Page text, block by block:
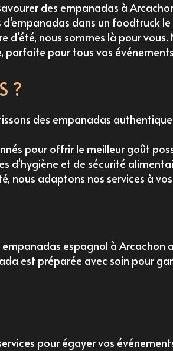
des empanadas à
dans un foodtruck
d’été, nous sommes là pour vous.
parfaite pour tous vos
?
des empanadas
pour offrir le meilleur goût
d'hygiène et de sécurité
nous adaptons nos services à
empanadas espagnol à Arcachon
est préparée avec soin pour
pour égayer vos